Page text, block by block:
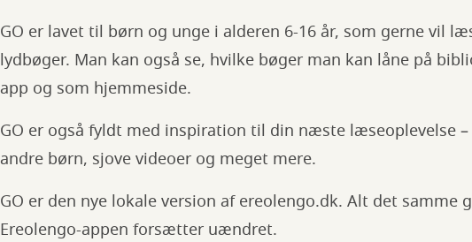
GO er lavet til børn og unge i alderen 6-16 år, som gerne vil
lydbøger. Man kan også se, hvilke bøger man kan låne på
app og som hjemmeside.
GO er også fyldt med inspiration til din næste læseoplevelse
andre børn, sjove videoer og meget mere.
GO er den nye lokale version af ereolengo.dk. Alt det samme
Ereolengo-appen forsætter uændret.